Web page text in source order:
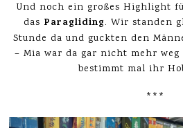
Und noch ein großes Highlight
das Paragliding. Wir standen
Stunde da und guckten den
– Mia war da gar nicht mehr weg
bestimmt mal ihr
***